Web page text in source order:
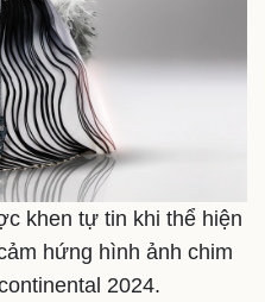
khen tự tin khi thể hiện
hứng hình ảnh chim
2024.